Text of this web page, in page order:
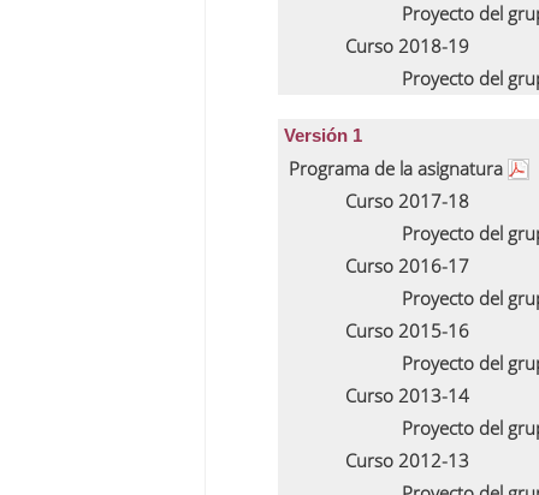
Proyecto del
Curso 2018-19
Proyecto del
Versión 1
Programa de la asignatura
Curso 2017-18
Proyecto del
Curso 2016-17
Proyecto del
Curso 2015-16
Proyecto del
Curso 2013-14
Proyecto del
Curso 2012-13